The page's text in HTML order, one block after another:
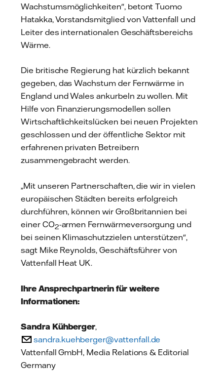
Wachstumsmöglichkeiten", betont Tuomo
Hatakka, Vorstandsmitglied von Vattenfall und
Leiter des internationalen Geschäftsbereichs
Wärme.
Die britische Regierung hat kürzlich bekannt
gegeben, das Wachstum der Fernwärme in
England und Wales ankurbeln zu wollen. Mit
Hilfe von Finanzierungsmodellen sollen
Wirtschaftlichkeitslücken bei neuen Projekten
geschlossen und der öffentliche Sektor mit
erfahrenen privaten Betreibern
zusammengebracht werden.
„Mit unseren Partnerschaften, die wir in vielen
europäischen Städten bereits erfolgreich
durchführen, können wir Großbritannien bei
einer CO2-armen Fernwärmeversorgung und
bei seinen Klimaschutzzielen unterstützen",
sagt Mike Reynolds, Geschäftsführer von
Vattenfall Heat UK.
Ihre Ansprechpartnerin für weitere
Informationen:
Sandra Kühberger,
sandra.kuehberger@vattenfall.de
Vattenfall GmbH, Media Relations & Editorial
Germany